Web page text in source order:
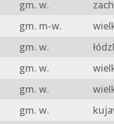
gm. w.
gm. m-w.
gm. w.
gm. w.
gm. w.
gm. w.